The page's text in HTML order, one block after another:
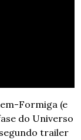
Formiga (e
do Universo
trailer